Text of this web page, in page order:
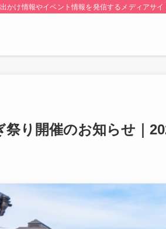
かけ情報やイベント情報を発信するメディアサイ
祭り開催のお知らせ｜